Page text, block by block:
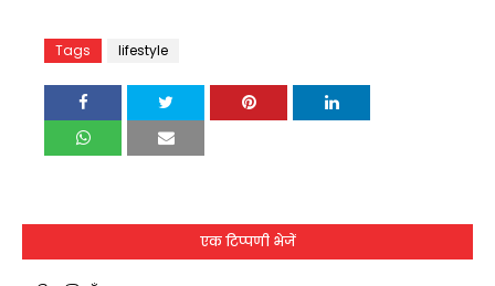
Tags lifestyle
एक टिप्पणी भेजें